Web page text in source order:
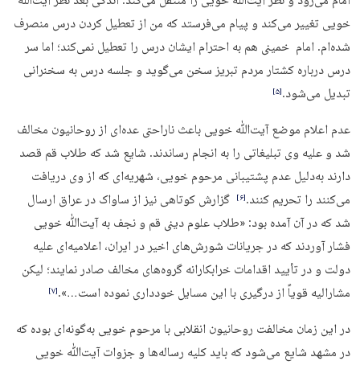
خویی تغییر می‌کند و پیام می‌فرستد که من از تعطیل کردن درس منصرف
شده‌ام. امام خمینی هم به احترام ایشان درس را تعطیل نمی‌کند؛ اما سر
درس درباره کشتار مردم تبریز سخن می‌گوید و جلسه درس به سخنرانی
تبدیل می‌شود.‏[۵]‎
عدم اعلام موضع آیت‌ﷲ خویی باعث ناراحتی عده‌ای از روحانیون مخالف
شد و علیه وی تبلیغاتی را به انجام رساندند. شایع شد که طلاب قم قصد
دارند به‌دلیل عدم پشتیبانی مرحوم خویی، شهریه‌ای که از وی دریافت
می‌کنند را تحریم کنند.‏[۶]‎
گزارش کوتاهی نیز از ساواک در عراق ارسال
شد که در آن آمده بود: «طلاب علوم دینی قم و نجف به آیت‌ﷲ خویی
فشار آوردند که در جریانات شورش‌های اخیر در ایران، اعلامیه‌ای علیه
دولت و در تأیید اقدامات خرابکارانه گروه‌های مخالف صادر نمایند؛ لیکن
مشارالیه قویاً از درگیری با این مسایل خودداری نموده است…».‏[۷]‎
در این زمان مخالفت روحانیون انقلابی با مرحوم خویی به‌گونه‌ای بوده که
در مشهد شایع می‌شود که باید کلیه رساله‌ها و جزوات آیت‌ﷲ خویی